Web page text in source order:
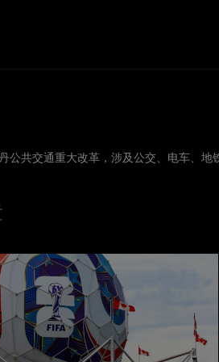
公共交通重大改革，涉及公交、电车、地